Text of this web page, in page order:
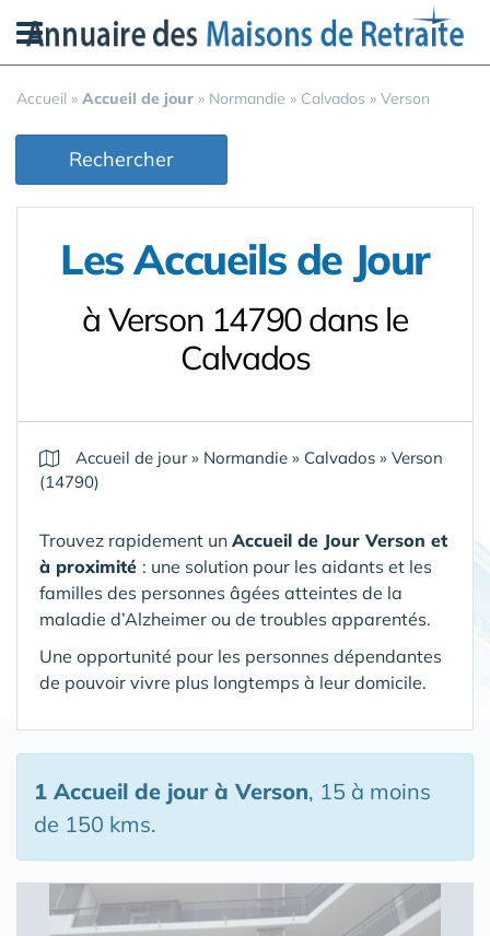
Accueil » Accueil de jour » Normandie » Calvados » Verson
Rechercher
Les Accueils de Jour
à Verson 14790 dans le
Calvados
Accueil de jour» Normandie » Calvados » Verson
(14790)
Trouvez rapidement un Accueil de Jour Verson et
à proximité : une solution pour les aidants et les
familles des personnes âgées atteintes de la
maladie d’Alzheimer ou de troubles apparentés.
Une opportunité pour les personnes dépendantes
de pouvoir vivre plus longtemps à leur domicile.
1 Accueil de jourà Verson, 15 à moins
de 150 kms.